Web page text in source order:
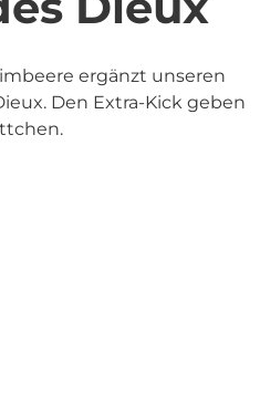
ergänzt unseren
Den Extra-Kick geben